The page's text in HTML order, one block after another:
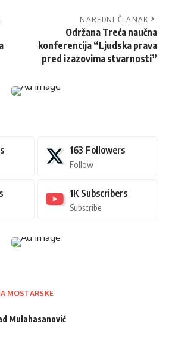
NAREDNI ČLANAK
Održana Treća naučna
konferencija “Ljudska prava
pred izazovima stvarnosti”
163 Followers
Follow
1K Subscribers
Subscribe
MOSTARSKE
Mulahasanović